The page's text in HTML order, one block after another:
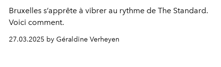
Bruxelles s’apprête à vibrer au rythme de The Standard.
Voici comment.
27.03.2025 by Géraldine Verheyen